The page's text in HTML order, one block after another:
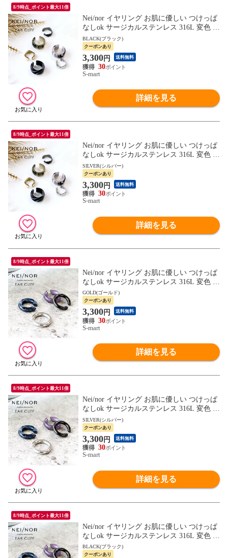
8/9時点_ポイント最大11倍
Nei/nor イヤリング お肌に優しい つけっぱ
なしok サージカルステンレス 316L 変色 錆
傷に強い 低アレルギー アクセサリー ネイ
ナー NnER-0026
BLACK(ブラック)
クーポンあり
3,300円 送料無料
30
S-mart
詳細を見る
8/9時点_ポイント最大11倍
Nei/nor イヤリング お肌に優しい つけっぱ
なしok サージカルステンレス 316L 変色 錆
傷に強い 低アレルギー アクセサリー ネイ
ナー NnER-0026
SILVER(シルバー)
クーポンあり
3,300円 送料無料
30
S-mart
詳細を見る
8/9時点_ポイント最大11倍
Nei/nor イヤリング お肌に優しい つけっぱ
なしok サージカルステンレス 316L 変色 錆
傷に強い 低アレルギー アクセサリー ネイ
ナー NnER-0028
GOLD(ゴールド)
クーポンあり
3,300円 送料無料
30
S-mart
詳細を見る
8/9時点_ポイント最大11倍
Nei/nor イヤリング お肌に優しい つけっぱ
なしok サージカルステンレス 316L 変色 錆
傷に強い 低アレルギー アクセサリー ネイ
ナー NnER-0028
SILVER(シルバー)
クーポンあり
3,300円 送料無料
30
S-mart
詳細を見る
8/9時点_ポイント最大11倍
Nei/nor イヤリング お肌に優しい つけっぱ
なしok サージカルステンレス 316L 変色 錆
傷に強い 低アレルギー アクセサリー ネイ
ナー NnER-0028
BLACK(ブラック)
クーポンあり